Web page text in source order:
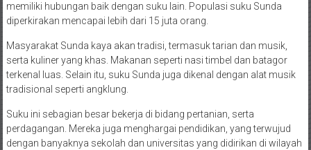
memiliki hubungan baik dengan suku lain. Populasi suku Sunda
diperkirakan mencapai lebih dari 15 juta orang.
Masyarakat Sunda kaya akan tradisi, termasuk tarian dan musik,
serta kuliner yang khas. Makanan seperti nasi timbel dan batagor
terkenal luas. Selain itu, suku Sunda juga dikenal dengan alat musik
tradisional seperti angklung.
Suku ini sebagian besar bekerja di bidang pertanian, serta
perdagangan. Mereka juga menghargai pendidikan, yang terwujud
dengan banyaknya sekolah dan universitas yang didirikan di wilayah